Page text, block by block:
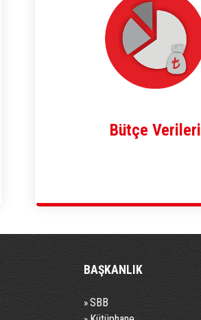
Bütçe Verileri
BAŞKANLIK
»SBB